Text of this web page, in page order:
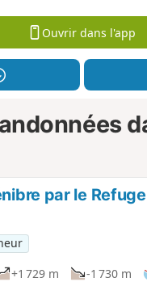
Ouvrir dans l'app
par le
+1 729 m -1 730 m